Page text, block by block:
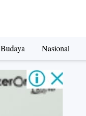
Budaya Nasional